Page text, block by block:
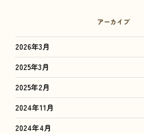
アーカイブ
2026年3月
2025年3月
2025年2月
2024年11月
2024年4月